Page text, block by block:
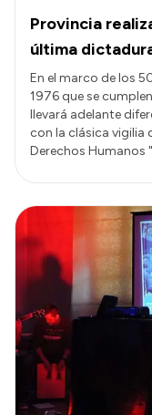
Provincia
última
En el marco de los
1976 que se
llevará adelante
con la clásica vigilia
Derechos Humanos